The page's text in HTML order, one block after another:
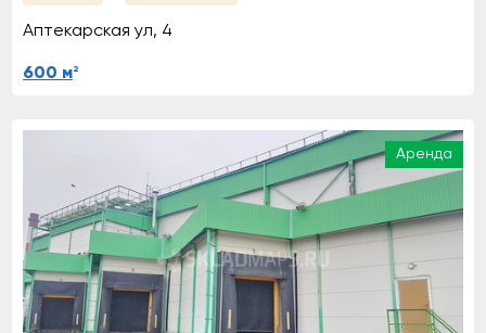
Аптекарская ул, 4
600 м2
Аренда